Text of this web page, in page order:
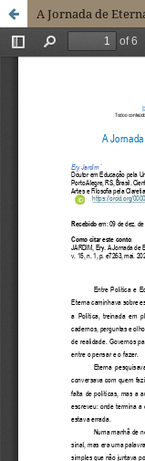
A Jornada de